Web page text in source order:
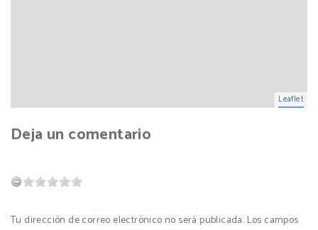
Leaflet
Deja un comentario
Tu dirección de correo electrónico no será publicada. Los campos